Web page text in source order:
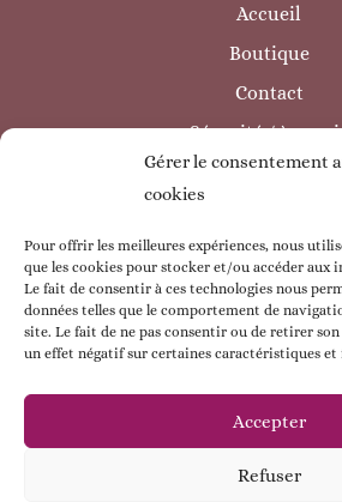
Gérer le consentement
cookies
Pour offrir les meilleures expériences, nous
que les cookies pour stocker et/ou accéder aux
Le fait de consentir à ces technologies nous
données telles que le comportement de
site. Le fait de ne pas consentir ou de retirer
un effet négatif sur certaines caractéristiques et
Accepter
Refuser
Accueil
Boutique
Contact
Sécurité / à
INFORMATIONS
Mentions légales
Politique de
Politique de
CGV
ESPACE
Mon compte
Mes coordonnées